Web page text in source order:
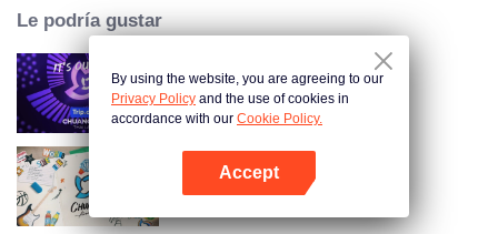
Le podría gustar
CHUANG ASIA
CHUANG ASIA S2
By using the website, you are agreeing to our
Privacy Policy and the use of cookies in
accordance with our Cookie Policy.
Accept